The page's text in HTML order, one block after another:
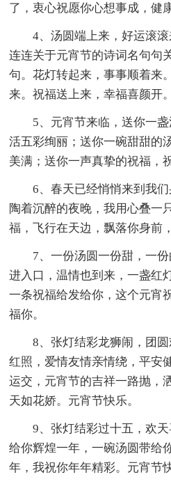
了，衷心祝愿你心想事成，健
4、汤圆端上来，好运滚
连连关于元宵节的诗词名句句
句。花灯转起来，事事顺着来
来。祝福送上来，幸福喜颜开
5、元宵节来临，送你一
活五彩绚丽；送你一碗甜甜的
美满；送你一声真挚的祝福，
6、春天已经悄悄来到我
陶着沉醉的夜晚，我用心叠一
福，飞行在天边，飘落你身前
7、一份汤圆一份甜，一
进入口，温情也到来，一盏红
一条祝福给发给你，这个元宵
福你。
8、张灯结彩龙狮闹，团
红照，爱情友情亲情绕，平安
运交，元宵节的吉祥一路抛，
天如花娇。元宵节快乐。
9、张灯结彩过十五，欢
给你辉煌一年，一碗汤圆带给
年，我祝你年年精彩。元宵节